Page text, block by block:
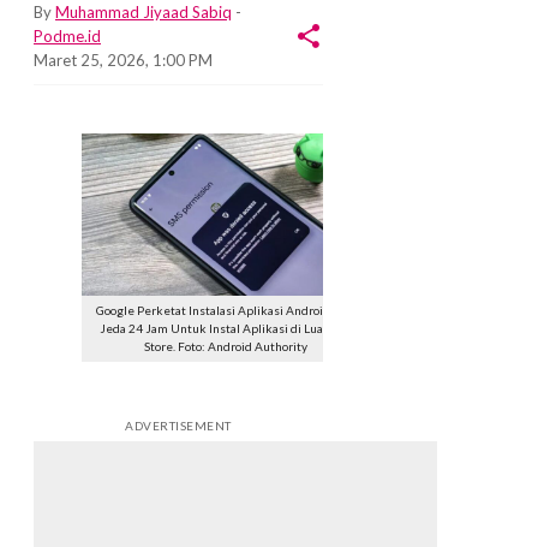
ByMuhammad Jiyaad Sabiq -
Podme.id
Maret 25, 2026, 1:00 PM
Google Perketat Instalasi Aplikasi Android, Ada
Jeda 24 Jam Untuk Instal Aplikasi di Luar Play
Store. Foto: Android Authority
ADVERTISEMENT